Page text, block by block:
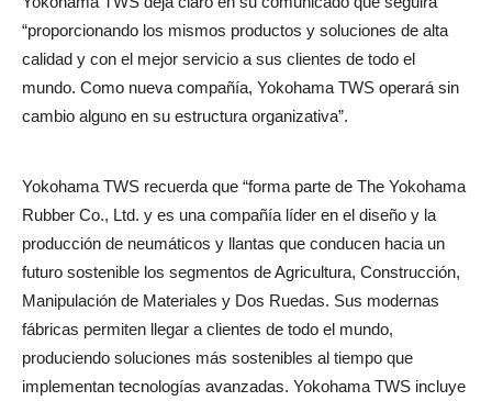
“proporcionando los mismos productos y soluciones de alta
calidad y con el mejor servicio a sus clientes de todo el
mundo. Como nueva compañía, Yokohama TWS operará sin
cambio alguno en su estructura organizativa”.
Yokohama TWS recuerda que “forma parte de The Yokohama
Rubber Co., Ltd. y es una compañía líder en el diseño y la
producción de neumáticos y llantas que conducen hacia un
futuro sostenible los segmentos de Agricultura, Construcción,
Manipulación de Materiales y Dos Ruedas. Sus modernas
fábricas permiten llegar a clientes de todo el mundo,
produciendo soluciones más sostenibles al tiempo que
implementan tecnologías avanzadas. Yokohama TWS incluye